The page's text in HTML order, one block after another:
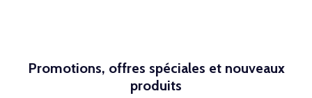
Promotions, offres spéciales et nouveaux
produits